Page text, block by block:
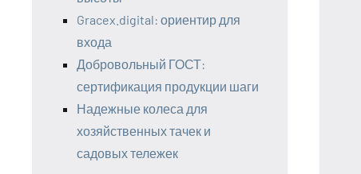
Gracex.digital: ориентир для
входа
Добровольный ГОСТ:
сертификация продукции шаги
Надежные колеса для
хозяйственных тачек и
садовых тележек